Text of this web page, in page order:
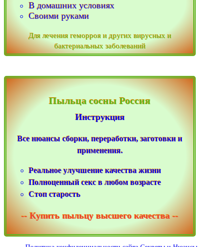
В домашних условиях
Своими руками
Для лечения геморроя и других вирусных и
бактериальных заболеваний
Пыльца сосны Россия
Инструкция
Все нюансы сборки, переработки, заготовки и
применения.
Реальное улучшение качества жизни
Полноценный секс в любом возрасте
Стоп старость
-- Купить пыльцу высшего качества --